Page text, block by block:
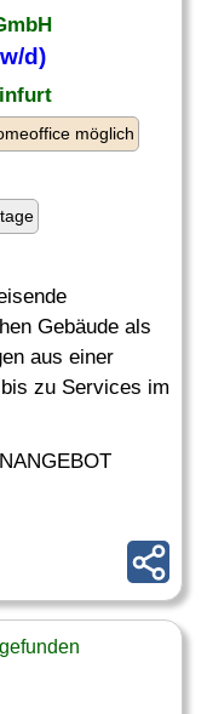
d)
möglich
Gebäude als
aus einer
zu Services im